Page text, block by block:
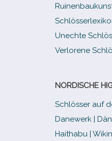
Unechte
Verlorene
NORDISCHE
Schlösser auf
Danewerk |
Haithabu |